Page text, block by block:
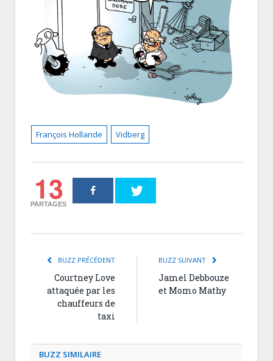
François Hollande Vidberg
13
PARTAGES
BUZZ PRÉCÉDENT
Courtney Love
attaquée par les
chauffeurs de
taxi
BUZZ SUIVANT
Jamel Debbouze
et Momo Mathy
BUZZ SIMILAIRE